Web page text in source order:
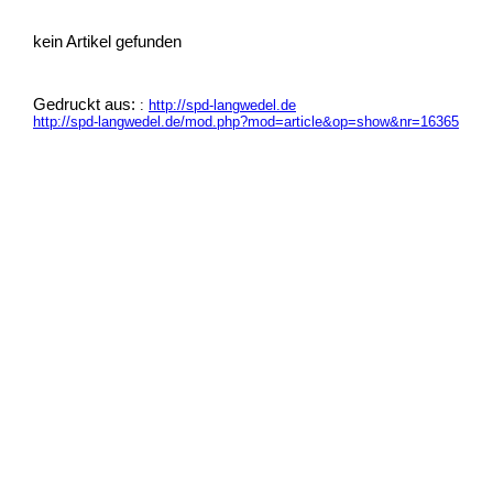
kein Artikel gefunden
Gedruckt aus: : http://spd-langwedel.de
http://spd-langwedel.de/mod.php?mod=article&op=show&nr=16365